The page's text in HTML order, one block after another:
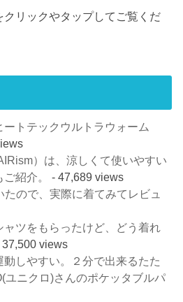
リックやタップしてご覧くだ
トテックウルトラウォーム
）は、涼しくて使いやすい
紹介。
- 47,689 views
ので、実際に着てみてレビュ
ツをもらったけど、どう着れ
37,500 views
しやすい。２分で出来るたた
ユニクロ)さんのポケッタブルパ